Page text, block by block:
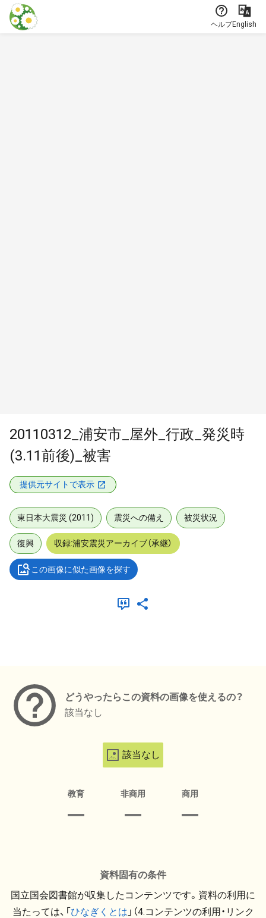
本文に飛ぶ
ヘルプEnglish
20110312_浦安市_屋外_行政_発災時
(3.11前後)_被害
提供元サイトで表示
東日本大震災 (2011) 震災への備え 被災状況
復興 収録:浦安震災アーカイブ（承継）
この画像に似た画像を探す
どうやったらこの資料の画像を使えるの？
該当なし
該当なし
教育 非商用 商用
資料固有の条件
国立国会図書館が収集したコンテンツです。資料の利用に
当たっては、「ひなぎくとは 」（4.コンテンツの利用・リンク